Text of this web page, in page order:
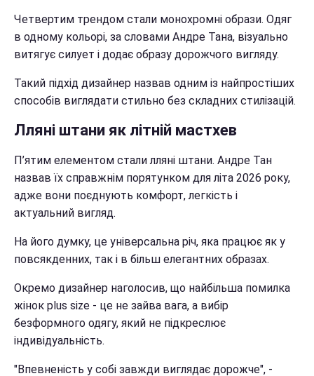
Четвертим трендом стали монохромні образи. Одяг
в одному кольорі, за словами Андре Тана, візуально
витягує силует і додає образу дорожчого вигляду.
Такий підхід дизайнер назвав одним із найпростіших
способів виглядати стильно без складних стилізацій.
Лляні штани як літній мастхев
П’ятим елементом стали лляні штани. Андре Тан
назвав їх справжнім порятунком для літа 2026 року,
адже вони поєднують комфорт, легкість і
актуальний вигляд.
На його думку, це універсальна річ, яка працює як у
повсякденних, так і в більш елегантних образах.
Окремо дизайнер наголосив, що найбільша помилка
жінок plus size - це не зайва вага, а вибір
безформного одягу, який не підкреслює
індивідуальність.
"Впевненість у собі завжди виглядає дорожче", -